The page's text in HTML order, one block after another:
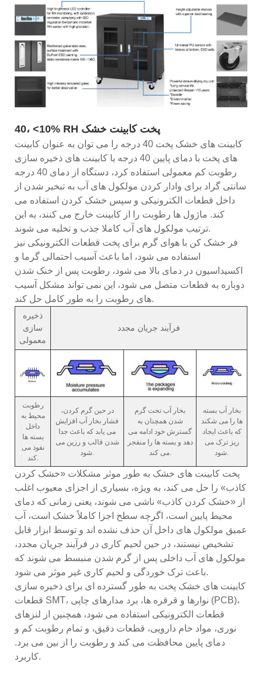
40، <10% RH پخت کابینت خشک
کابینت های خشک پخت 40 درجه را می توان به عنوان کابینت
های پخت با دمای پایین 40 درجه یا کابینت های ذخیره سازی
رطوبت کم معمولی استفاده کرد، دستگاه از دمای 40 درجه
سانتی گراد برای وادار کردن مولکول های آب به تبخیر شدن از
داخل قطعات الکترونیکی و سپس خشک کردن استفاده می
کند. ماژول ها رطوبت را از کابینت خارج می کنند، به این
ترتیب مولکول های آب کاملا جذب و تخلیه می شوند.
فر خشک کن با هوای گرم برای پخت قطعات الکترونیکی نیز
استفاده می شود، اما باعث آسیب احتمالی گرما و
اکسیداسیون در دمای بالا می شود، رطوبت پس از خنک شدن
دوباره به قطعات متصل می شود، این نمی تواند مشکل آسیب
های رطوبت را به طور کامل حل کند.
ذخیره
سازی
معمولی
فرآیند جریان مجدد
رطوبت
محیط به
داخل
بسته ها
نفوذ می
کند.
در حین گرم کردن،
فشار بخار آب افزایش
می یابد که باعث جدا
شدن قالب و رزین می
شود.
بخار آب تحت گرم
شدن همچنان به
گسترش خود ادامه می
دهد و بسته ها را منفجر
می کند.
بخار آب بسته
ها را می شکند
که باعث ایجاد
ریز ترک می
شود.
پخت کابینت های خشک به طور موثر مشکلات «خشک کردن
کاذب» را حل می کند، به ویژه، بسیاری از اجزای معیوب اغلب
از «خشک کردن کاذب» ناشی می شوند، یعنی زمانی که دمای
محیط پایین است، اگرچه سطح اجزا کاملاً خشک است، آب
عمیق مولکول های داخل آن حذف نشده اند و توسط ابزار قابل
تشخیص نیستند، در حین لحیم کاری در فرآیند جریان مجدد،
مولکول های آب داخلی پس از گرم شدن منبسط می شوند که
باعث ترک خوردگی و لحیم کاری غیر موثر می شود.
کابینت های خشک پخت به طور گسترده ای برای ذخیره سازی
قطعات SMT، نوارها و قرقره ها، برد مدارهای چاپی (PCB)،
قطعات الکترونیکی استفاده می شود، همچنین از لنزهای
نوری، مواد خام دارویی، قطعات دقیق، و تمام رطوبت کم و
دمای پایین محافظت می کند و رطوبت را از بین می برد.
کاربرد.